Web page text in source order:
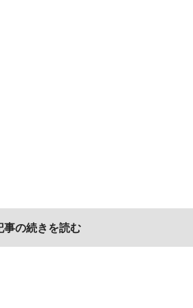
事の続きを読む
は？
講習について